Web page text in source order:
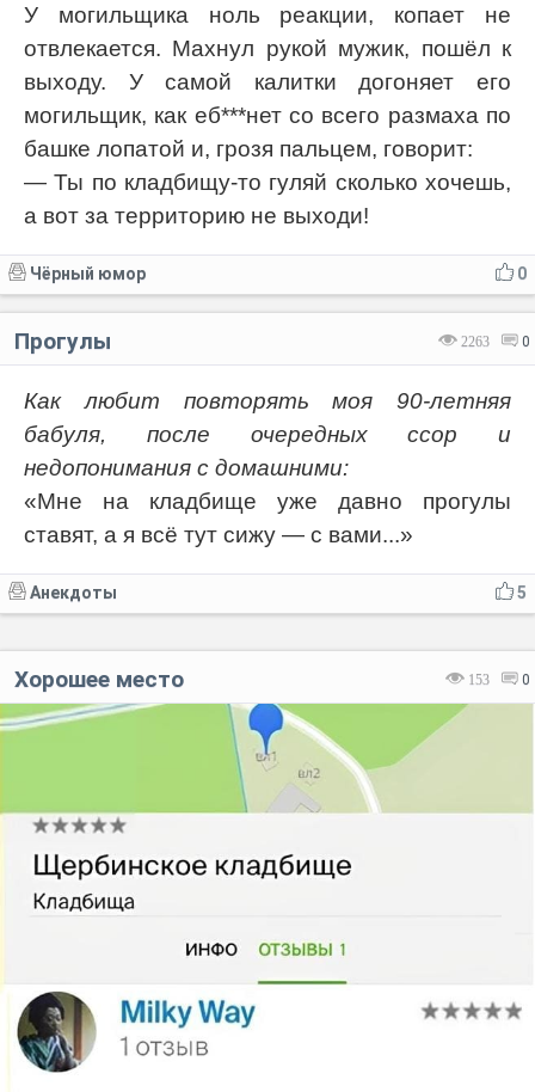
У могильщика ноль реакции, копает не
отвлекается. Махнул рукой мужик, пошёл к
выходу. У самой калитки догоняет его
могильщик, как еб***нет со всего размаха по
башке лопатой и, грозя пальцем, говорит:
— Ты по кладбищу-то гуляй сколько хочешь,
а вот за территорию не выходи!
0
Чёрный юмор
2263 0
Прогулы
Как любит повторять моя 90-летняя
бабуля, после очередных ссор и
недопонимания с домашними:
«Мне на кладбище уже давно прогулы
ставят, а я всё тут сижу — с вами...»
5
Анекдоты
153 0
Хорошее место